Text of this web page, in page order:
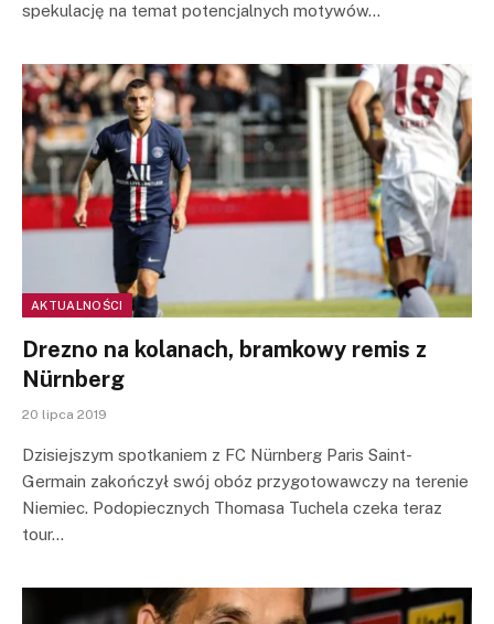
spekulację na temat potencjalnych motywów…
AKTUALNOŚCI
Drezno na kolanach, bramkowy remis z
Nürnberg
20 lipca 2019
Dzisiejszym spotkaniem z FC Nürnberg Paris Saint-
Germain zakończył swój obóz przygotowawczy na terenie
Niemiec. Podopiecznych Thomasa Tuchela czeka teraz
tour…